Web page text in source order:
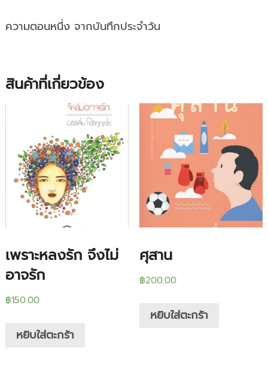
ความตอนหนึ่ง จากบันทึกประจำวัน
สินค้าที่เกี่ยวข้อง
เพราะหลงรัก จึงไม่
อาจรัก
฿150.00
หยิบใส่ตะกร้า
ศุสาน
฿200.00
หยิบใส่ตะกร้า